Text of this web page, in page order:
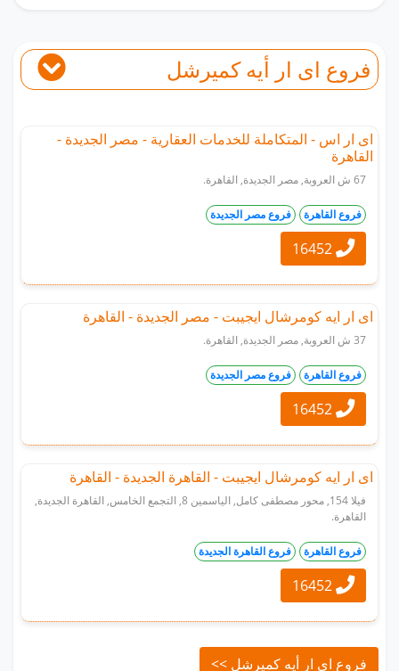
فروع اى ار أيه كميرشل
اى ار اس - المتكاملة للخدمات العقارية - مصر الجديدة -
القاهرة
67 ش العروبة, مصر الجديدة, القاهرة.
فروع القاهرة فروع مصر الجديدة
اى ار ايه كومرشال ايجيبت - مصر الجديدة - القاهرة
37 ش العروبة, مصر الجديدة, القاهرة.
فروع القاهرة فروع مصر الجديدة
اى ار ايه كومرشال ايجيبت - القاهرة الجديدة - القاهرة
فيلا 154, محور مصطفى كامل, الياسمين 8, التجمع الخامس, القاهرة الجديدة,
القاهرة.
فروع القاهرة فروع القاهرة الجديدة
فروع اى ار أيه كميرشل >>